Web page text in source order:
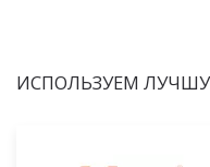
ИСПОЛЬЗУЕМ